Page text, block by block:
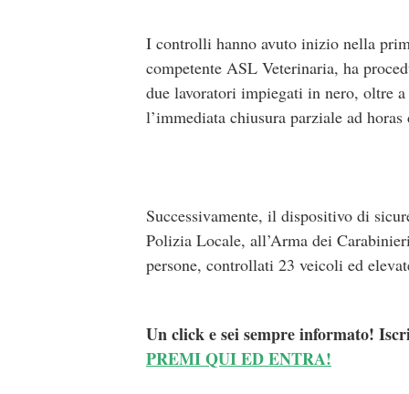
I controlli hanno avuto inizio nella
competente ASL Veterinaria, ha
due lavoratori impiegati in nero, oltre
l’immediata chiusura parziale ad
Successivamente, il dispositivo di
Polizia Locale, all’Arma dei
persone, controllati 23 veicoli ed
Un click e sei sempre informato!
PREMI QUI ED ENTRA!